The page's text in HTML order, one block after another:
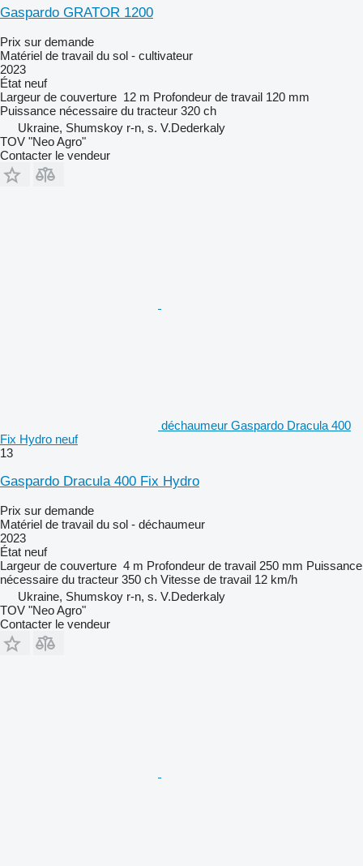
Gaspardo GRATOR 1200
Prix sur demande
Matériel de travail du sol - cultivateur
2023
État neuf
Largeur de couverture 12 m Profondeur de travail 120 mm
Puissance nécessaire du tracteur 320 ch
Ukraine, Shumskoy r-n, s. V.Dederkaly
TOV "Neo Agro"
Contacter le vendeur
déchaumeur Gaspardo Dracula 400
Fix Hydro neuf
13
Gaspardo Dracula 400 Fix Hydro
Prix sur demande
Matériel de travail du sol - déchaumeur
2023
État neuf
Largeur de couverture 4 m Profondeur de travail 250 mm Puissance
nécessaire du tracteur 350 ch Vitesse de travail 12 km/h
Ukraine, Shumskoy r-n, s. V.Dederkaly
TOV "Neo Agro"
Contacter le vendeur